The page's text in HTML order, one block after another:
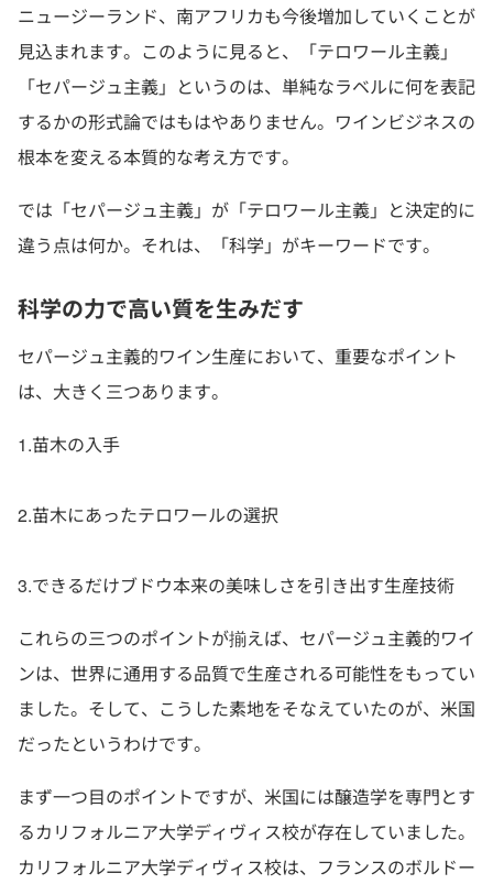
ニュージーランド、南アフリカも今後増加していくことが
見込まれます。このように見ると、「テロワール主義」
「セパージュ主義」というのは、単純なラベルに何を表記
するかの形式論ではもはやありません。ワインビジネスの
根本を変える本質的な考え方です。
では「セパージュ主義」が「テロワール主義」と決定的に
違う点は何か。それは、「科学」がキーワードです。
科学の力で高い質を生みだす
セパージュ主義的ワイン生産において、重要なポイント
は、大きく三つあります。
1.苗木の入手
2.苗木にあったテロワールの選択
3.できるだけブドウ本来の美味しさを引き出す生産技術
これらの三つのポイントが揃えば、セパージュ主義的ワイ
ンは、世界に通用する品質で生産される可能性をもってい
ました。そして、こうした素地をそなえていたのが、米国
だったというわけです。
まず一つ目のポイントですが、米国には醸造学を専門とす
るカリフォルニア大学ディヴィス校が存在していました。
カリフォルニア大学ディヴィス校は、フランスのボルドー